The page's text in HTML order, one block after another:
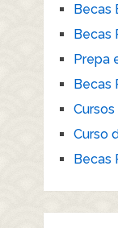
Becas
Becas
Prepa
Becas
Curso
Becas